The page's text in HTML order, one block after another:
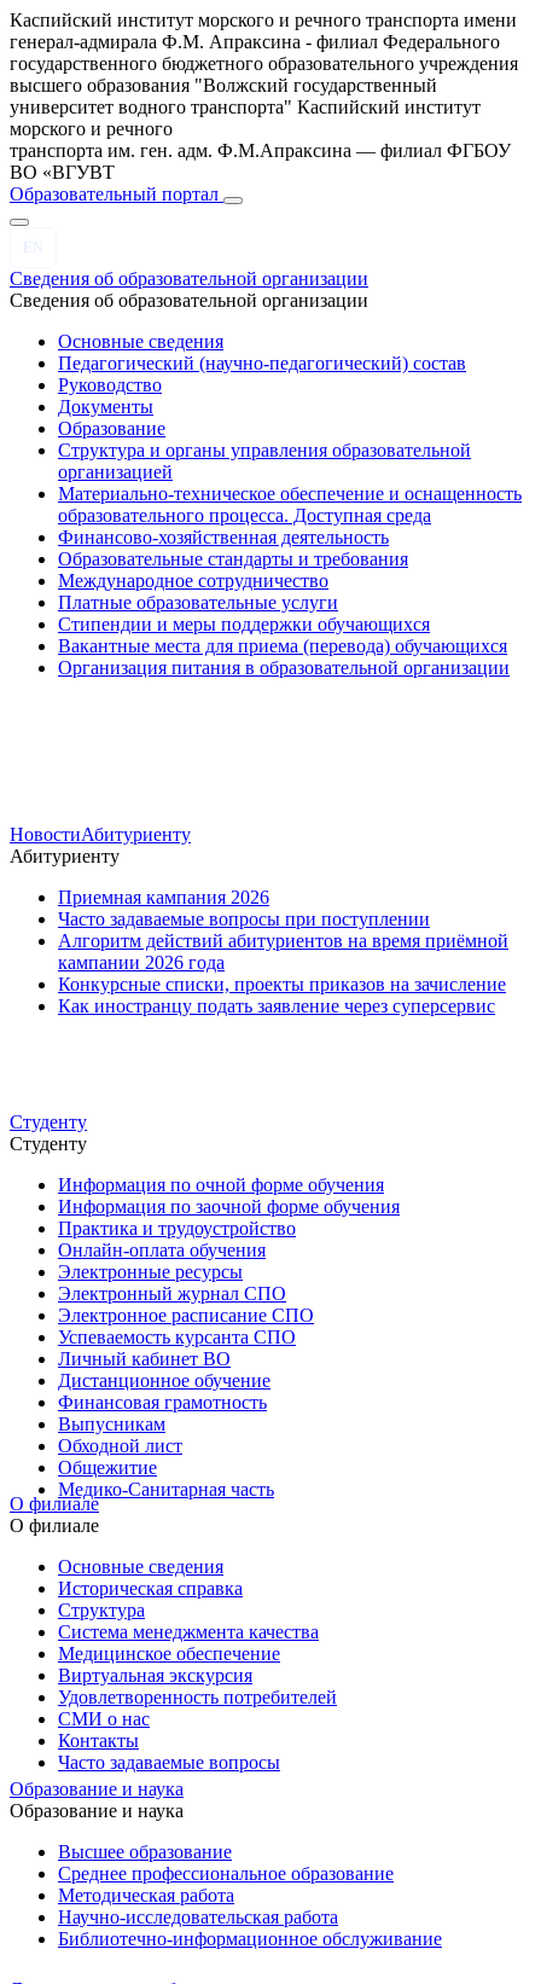
Каспийский институт морского и речного транспорта имени
генерал-адмирала Ф.М. Апраксина - филиал Федерального
государственного бюджетного образовательного учреждения
высшего образования "Волжский государственный
университет водного транспорта" Каспийский институт
морского и речного
транспорта им. ген. адм. Ф.М.Апраксина — филиал ФГБОУ
ВО «ВГУВТ
Образовательный портал
Сведения об образовательной организации
Сведения об образовательной организации
Основные сведения
Педагогический (научно-педагогический) состав
Руководство
Документы
Образование
Структура и органы управления образовательной
организацией
Материально-техническое обеспечение и оснащенность
образовательного процесса. Доступная среда
Финансово-хозяйственная деятельность
Образовательные стандарты и требования
Международное сотрудничество
Платные образовательные услуги
Стипендии и меры поддержки обучающихся
Вакантные места для приема (перевода) обучающихся
Организация питания в образовательной организации
НовостиАбитуриенту
Абитуриенту
Приемная кампания 2026
Часто задаваемые вопросы при поступлении
Алгоритм действий абитуриентов на время приёмной
кампании 2026 года
Конкурсные списки, проекты приказов на зачисление
Как иностранцу подать заявление через суперсервис
Студенту
Студенту
Информация по очной форме обучения
Информация по заочной форме обучения
Практика и трудоустройство
Онлайн-оплата обучения
Электронные ресурсы
Электронный журнал СПО
Электронное расписание СПО
Успеваемость курсанта СПО
Личный кабинет ВО
Дистанционное обучение
Финансовая грамотность
Выпусникам
Обходной лист
Общежитие
Медико-Санитарная часть
О филиале
О филиале
Основные сведения
Историческая справка
Структура
Система менеджмента качества
Медицинское обеспечение
Виртуальная экскурсия
Удовлетворенность потребителей
СМИ о нас
Контакты
Часто задаваемые вопросы
Образование и наука
Образование и наука
Высшее образование
Среднее профессиональное образование
Методическая работа
Научно-исследовательская работа
Библиотечно-информационное обслуживание